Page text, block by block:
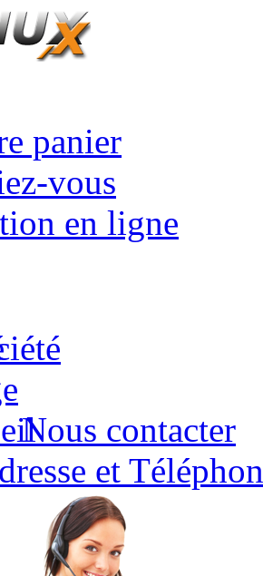
panier
vous
en ligne
Nous contacter
et